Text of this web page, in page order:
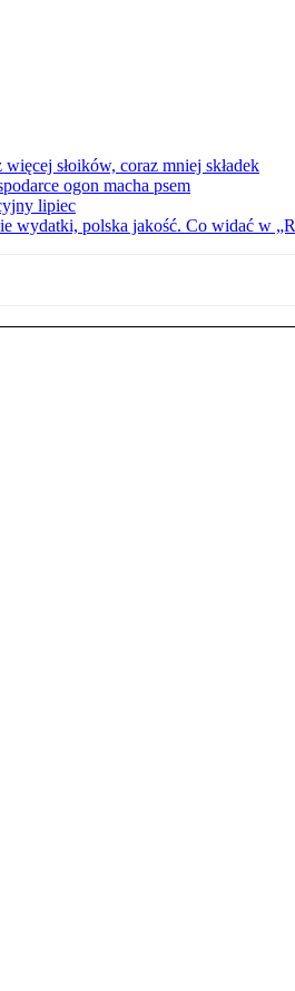
słoików, coraz mniej składek
ogon macha psem
lipiec
wydatki, polska jakość. Co widać w